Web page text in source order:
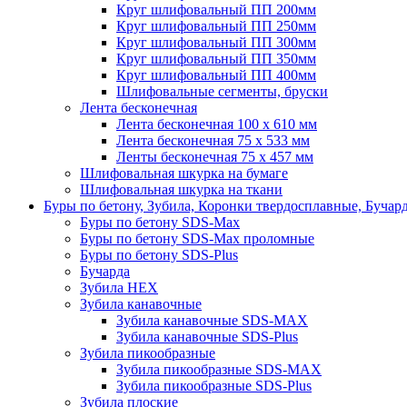
Круг шлифовальный ПП 200мм
Круг шлифовальный ПП 250мм
Круг шлифовальный ПП 300мм
Круг шлифовальный ПП 350мм
Круг шлифовальный ПП 400мм
Шлифовальные сегменты, бруски
Лента бесконечная
Лента бесконечная 100 х 610 мм
Лента бесконечная 75 х 533 мм
Ленты бесконечная 75 х 457 мм
Шлифовальная шкурка на бумаге
Шлифовальная шкурка на ткани
Буры по бетону, Зубила, Коронки твердосплавные,
Буры по бетону SDS-Max
Буры по бетону SDS-Max проломные
Буры по бетону SDS-Plus
Бучарда
Зубила HEX
Зубила канавочные
Зубила канавочные SDS-MAX
Зубила канавочные SDS-Plus
Зубила пикообразные
Зубила пикообразные SDS-MAX
Зубила пикообразные SDS-Plus
Зубила плоские